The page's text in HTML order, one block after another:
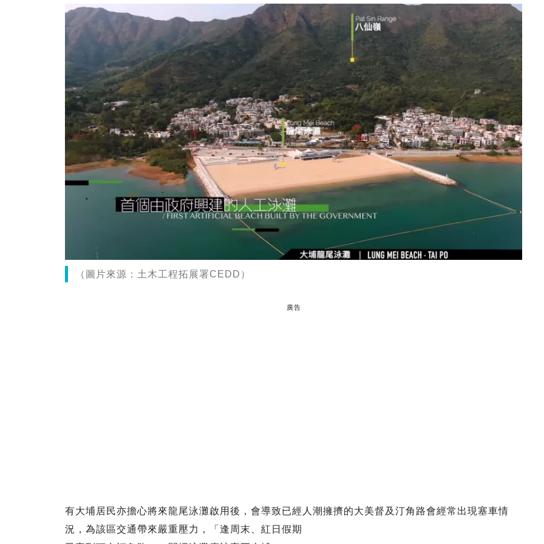
（圖片來源：土木工程拓展署CEDD）
廣告
有大埔居民亦擔心將來龍尾泳灘啟用後，會導致已經人潮擁擠的大美督及汀角路會經常出現塞車情
況，為該區交通帶來嚴重壓力，「逢周末、紅日假期